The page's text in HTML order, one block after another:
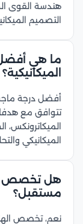
هندسة القوى
التصميم
ما هي
الميكانيكية؟
أفضل درجة
تتوافق مع هدفك
الميكاترونكس،
الميكانيكي
هل تخصص
مستقبل؟
نعم، تخصص